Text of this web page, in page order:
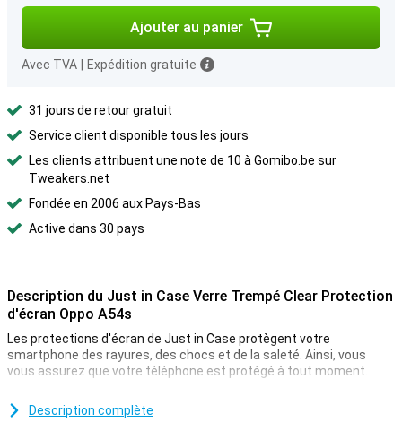
Ajouter au panier
Avec TVA Expédition gratuite
31 jours de retour gratuit
Service client disponible tous les jours
Les clients attribuent une note de 10 à Gomibo.be sur
Tweakers.net
Fondée en 2006 aux Pays-Bas
Active dans 30 pays
Description du Just in Case Verre Trempé Clear Protection
d'écran Oppo A54s
Les protections d'écran de Just in Case protègent votre
smartphone des rayures, des chocs et de la saleté. Ainsi, vous
vous assurez que votre téléphone est protégé à tout moment.
film de protection transparent est une excellente option pour tenir
Description complète